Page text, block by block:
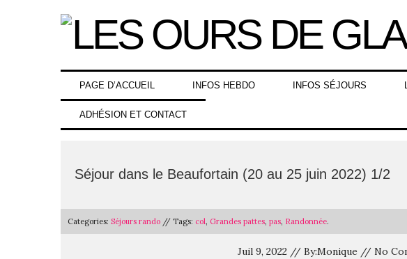
PAGE D’ACCUEIL INFOS HEBDO INFOS SÉJOURS
ADHÉSION ET CONTACT
Séjour dans le Beaufortain (20 au 25 juin 2022) 1/2
Categories: Séjours rando // Tags: col, Grandes pattes, pas, Randonnée.
Juil 9, 2022 // By:Monique // No